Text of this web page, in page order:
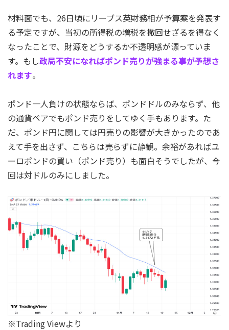
材料面でも、26日頃にリーブス英財務相が予算案を発表す
る予定ですが、当初の所得税の増税を撤回せざるを得なく
なったことで、財源をどうするか不透明感が漂っていま
す。もし政局不安になればポンド売りが強まる事が予想さ
れます。
ポンド一人負けの状態ならば、ポンドドルのみならず、他
の通貨ペアでもポンド売りをしてゆく手もあります。た
だ、ポンド円に関しては円売りの影響が大きかったのであ
えて手を出さず、こちらは売らずに静観。余裕があればユ
ーロポンドの買い（ポンド売り）も面白そうでしたが、今
回は対ドルのみにしました。
※Trading Viewより